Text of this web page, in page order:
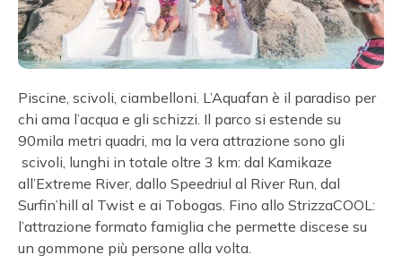
Piscine, scivoli, ciambelloni. L’Aquafan è il paradiso per
chi ama l’acqua e gli schizzi. Il parco si estende su
90mila metri quadri, ma la vera attrazione sono gli
scivoli, lunghi in totale oltre 3 km: dal Kamikaze
all’Extreme River, dallo Speedriul al River Run, dal
Surfin’hill al Twist e ai Tobogas. Fino allo StrizzaCOOL:
l’attrazione formato famiglia che permette discese su
un gommone più persone alla volta.